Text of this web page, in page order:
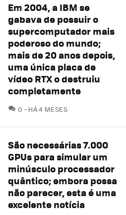
Em 2004, a IBM se
gabava de possuir o
supercomputador mais
poderoso do mundo;
mais de 20 anos depois,
uma única placa de
vídeo RTX o destruiu
completamente
0 COMENTÁRIOS
HÁ 4 MESES
São necessárias 7.000
GPUs para simular um
minúsculo processador
quântico; embora possa
não parecer, esta é uma
excelente notícia